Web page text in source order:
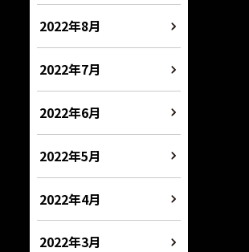
2022年8月
2022年7月
2022年6月
2022年5月
2022年4月
2022年3月